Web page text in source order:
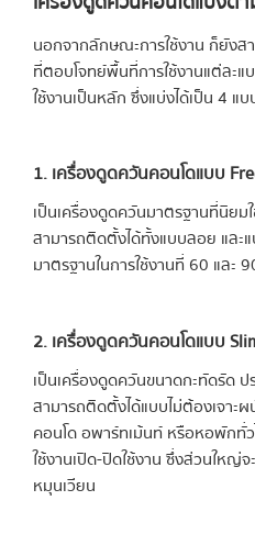
นอกจากลักษณะการใช้งาน ก็ยัง
ที่ตอบโจทย์พื้นที่การใช้งานแต่ละ
ใช้งานเป็นหลัก ซึ่งแบ่งได้เป็น 4 แ
1. เครื่องดูดควันคอนโดแบบ
เป็นเครื่องดูดควันมาตรฐานที่นิย
สามารถติดตั้งได้ทั้งแบบลอย และ
มาตรฐานในการใช้งานที่ 60 และ
2. เครื่องดูดควันคอนโดแบบ
เป็นเครื่องดูดควันขนาดกะทัดรัด ป
สามารถติดตั้งได้แบบไม่ต้องเจาะ
คอนโด อพาร์ทเม้นท์ หรือหอพักทั่
ใช้งานเปิด-ปิดใช้งาน ซึ่งส่วนใหญ่จ
หมุนเวียน